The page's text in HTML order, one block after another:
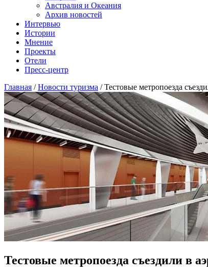
Австралия и Океания
Архив новостей
Интервью
Истории
Мнение
Проекты
Отели
Пресс-центр
Главная /Новости туризма /Тестовые метропоезда
Тестовые метропоезда съездили в